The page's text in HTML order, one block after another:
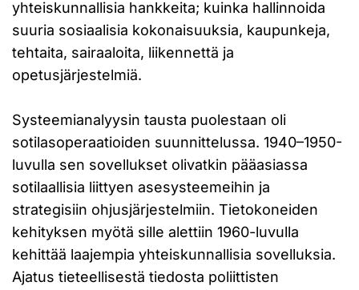
yhteiskunnallisia hankkeita; kuinka hallinnoida
suuria sosiaalisia kokonaisuuksia, kaupunkeja,
tehtaita, sairaaloita, liikennettä ja
opetusjärjestelmiä.
Systeemianalyysin tausta puolestaan oli
sotilasoperaatioiden suunnittelussa. 1940–1950-
luvulla sen sovellukset olivatkin pääasiassa
sotilaallisia liittyen asesysteemeihin ja
strategisiin ohjusjärjestelmiin. Tietokoneiden
kehityksen myötä sille alettiin 1960-luvulla
kehittää laajempia yhteiskunnallisia sovelluksia.
Ajatus tieteellisestä tiedosta poliittisten